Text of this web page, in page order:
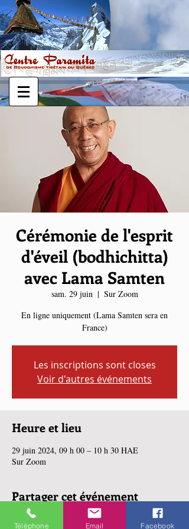
Cérémonie de l'esprit
d'éveil (bodhichitta)
avec Lama Samten
sam. 29 juin
  |
Sur Zoom
En ligne uniquement (Lama Samten sera en
France)
Les inscriptions sont closes
Voir d'autres événements
Heure et lieu
29 juin 2024, 09 h 00 – 10 h 30 HAE
Sur Zoom
Partager cet événement
Téléphone Email Facebook